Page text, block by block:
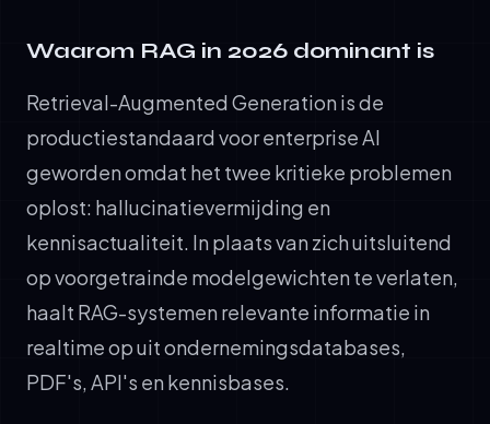
Waarom RAG in 2026 dominant is
Retrieval-Augmented Generation is de
productiestandaard voor enterprise AI
geworden omdat het twee kritieke problemen
oplost: hallucinatievermijding en
kennisactualiteit. In plaats van zich uitsluitend
op voorgetrainde modelgewichten te verlaten,
haalt RAG-systemen relevante informatie in
realtime op uit ondernemingsdatabases,
PDF's, API's en kennisbases.